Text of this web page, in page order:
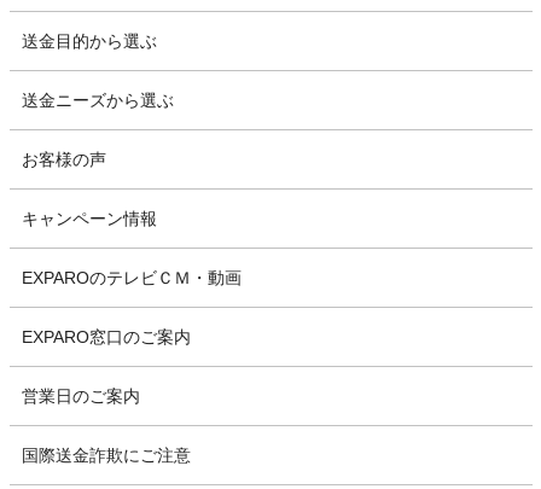
送金目的から選ぶ
送金ニーズから選ぶ
お客様の声
キャンペーン情報
EXPAROのテレビＣＭ・動画
EXPARO窓口のご案内
営業日のご案内
国際送金詐欺にご注意